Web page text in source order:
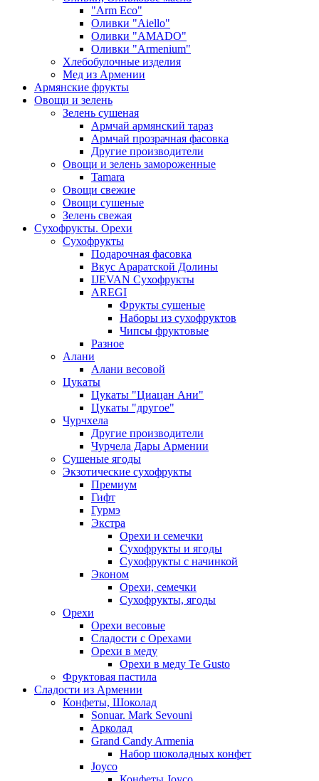
"Arm Eco"
Оливки "Aiello"
Оливки "AMADO"
Оливки "Armenium"
Хлебобулочные изделия
Мед из Армении
Армянские фрукты
Овощи и зелень
Зелень сушеная
Армчай армянский тараз
Армчай прозрачная фасовка
Другие производители
Овощи и зелень замороженные
Tamara
Овощи свежие
Овощи сушеные
Зелень свежая
Сухофрукты. Орехи
Сухофрукты
Подарочная фасовка
Вкус Араратской Долины
IJEVAN Сухофрукты
AREGI
Фрукты сушеные
Наборы из сухофруктов
Чипсы фруктовые
Разное
Алани
Алани весовой
Цукаты
Цукаты "Циацан Ани"
Цукаты "другое"
Чурчхела
Другие производители
Чурчела Дары Армении
Сушеные ягоды
Экзотические сухофрукты
Премиум
Гифт
Гурмэ
Экстра
Орехи и семечки
Сухофрукты и ягоды
Сухофрукты с начинкой
Эконом
Орехи, семечки
Сухофрукты, ягоды
Орехи
Орехи весовые
Сладости с Орехами
Орехи в меду
Орехи в меду Te Gusto
Фруктовая пастила
Сладости из Армении
Конфеты, Шоколад
Sonuar. Mark Sevouni
Арколад
Grand Candy Armenia
Набор шоколадных конфет
Joyco